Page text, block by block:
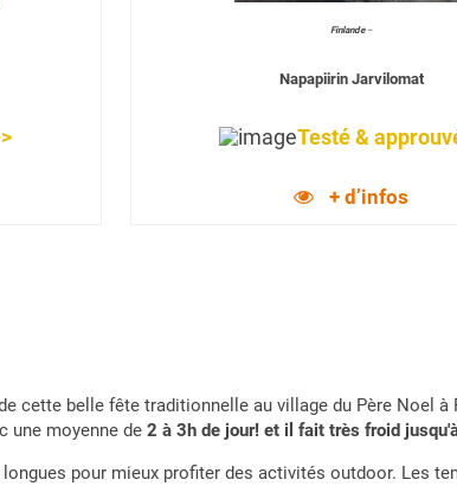
Finlande–
Napapiirin Jarvilomat
Testé &
+ d’infos
cette belle fête traditionnelle au village du Père Noel à
une moyenne de 2 à 3h de jour! et il fait très froid
pour mieux profiter des activités outdoor. Les